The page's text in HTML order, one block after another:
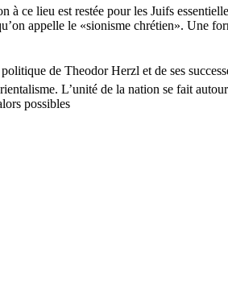
à ce lieu est restée pour les Juifs
appelle le «sionisme chrétien». Une
de Theodor Herzl et de ses
L’unité de la nation se fait
possibles